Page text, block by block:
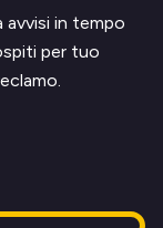
avvisi in tempo
per tuo